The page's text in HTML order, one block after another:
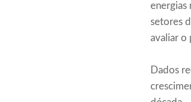
energias
setores
avaliar o
Dados